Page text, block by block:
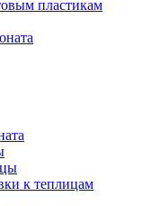
пластикам
к теплицам